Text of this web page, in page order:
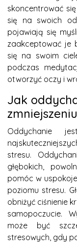
skoncentrować
się na swoich
pojawiają się
zaakceptować je
się na swoim
podczas
otworzyć oczy i
Jak
Oddychanie
stresu.
głębokich,
pomóc w
poziomu stresu.
obniżyć ciśnienie
samopoczucie.
może być
stresowych, gdy